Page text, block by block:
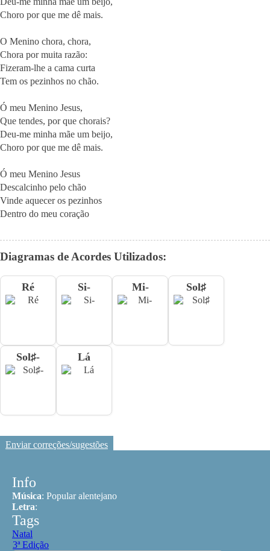
Choro por que me dê mais.
O Menino chora, chora,
Chora por muita razão:
Fizeram-lhe a cama curta
Tem os pezinhos no chão.
Ó meu Menino Jesus,
Que tendes, por que chorais?
Deu-me minha mãe um beijo,
Choro por que me dê mais.
Ó meu Menino Jesus
Descalcinho pelo chão
Vinde aquecer os pezinhos
Dentro do meu coração
Diagramas de Acordes Utilizados:
Ré Si- Mi- Sol♯
Sol♯- Lá
Enviar correções/sugestões
Info
Música: Popular alentejano
Letra:
Tags
Natal
3ª Edição